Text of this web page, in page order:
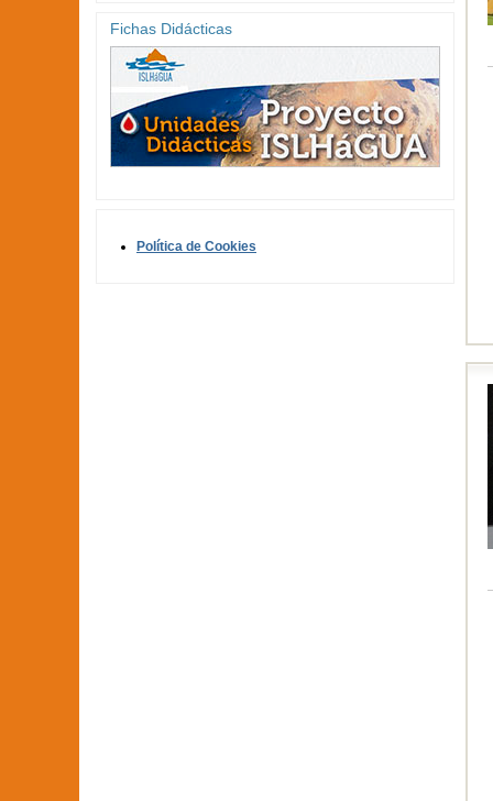
Fichas Didácticas
Política de Cookies